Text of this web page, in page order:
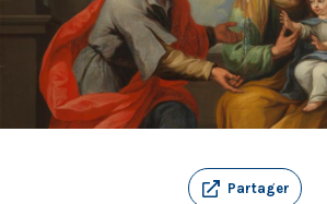
Partager